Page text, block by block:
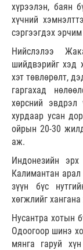
хүрээлэн, баян
хүчний
сэргээгдэх
Нийслэлээ
шийдвэрийг хэд
хэт төвлөрөлт,
гаргахад
хөрсний
хурдаар усан
ойрын 20-30
аж.
Индонезийн
Калимантан арал
зүүн бүс
хөгжлийг
Нусантра хотын
Одоогоор шинэ
мянга гаруй